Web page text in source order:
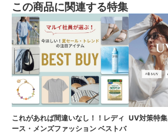
この商品に関連する特集
これがあれば間違いなし！！レディ
ース・メンズファッション ベストバ
UV対策特集